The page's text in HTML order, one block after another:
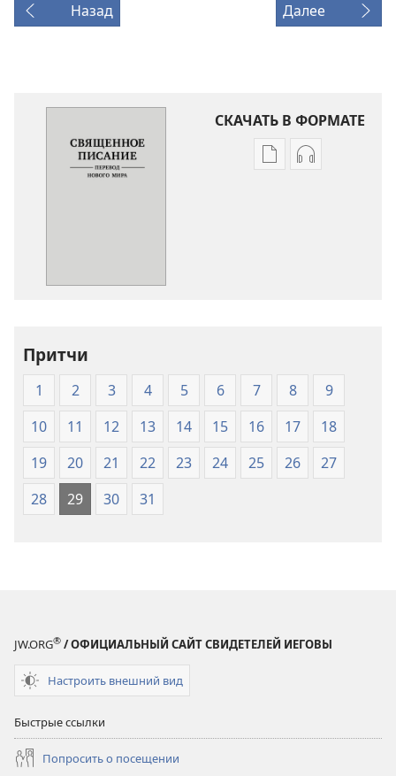
Назад Далее
СКАЧАТЬ В ФОРМАТЕ
Варианты
года)
Варианты
года)
Притчи
1 2 3 4 5 6 7 8
9
10
11 12 13 14 15 16 17
18
19
20 21 22 23 24 25 26
27
28
29 30 31
JW.ORG® / ОФИЦИАЛЬНЫЙ САЙТ СВИДЕТЕЛЕЙ ИЕГОВЫ
Настроить внешний вид
Быстрые ссылки
Попросить о посещении